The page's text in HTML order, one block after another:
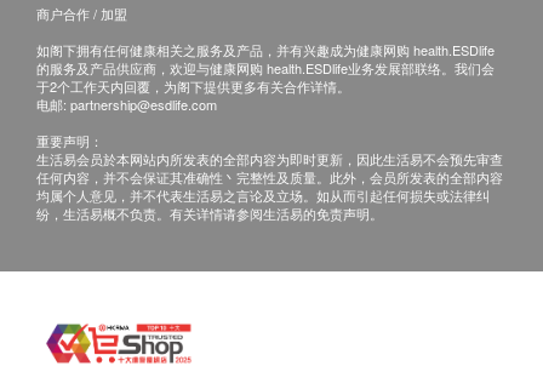
时, 或原有肝生化检查异常, 肝损伤临床症状加重
时, 应立即停药并就医
妇禁用;哺乳妇女服药期间应选择停止哺乳或停止
使用本品
已知有本品或其组方药物肝损伤家族史的患者慎用
明制药 客户服务部跟进。
电邮:marketing@wmm.com.hk
商户合作 / 加盟
如阁下拥有任何健康相关之服务及产品，并有兴趣成为健康网购 health.ESDlife
的服务及产品供应商，欢迎与健康网购 health.ESDlife业务发展部联络。我们会
于2个工作天内回覆，为阁下提供更多有关合作详情。
电邮: partnership@esdlife.com
重要声明：
生活易会员於本网站内所发表的全部内容为即时更新，因此生活易不会预先审查
任何内容，并不会保证其准确性丶完整性及质量。此外，会员所发表的全部内容
均属个人意见，并不代表生活易之言论及立场。如从而引起任何损失或法律纠
纷，生活易概不负责。有关详情请参阅生活易的免责声明。